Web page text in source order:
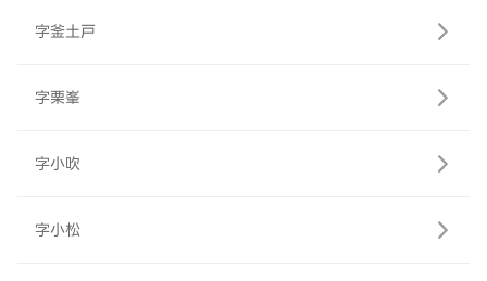
字釜土戸
字栗峯
字小吹
字小松